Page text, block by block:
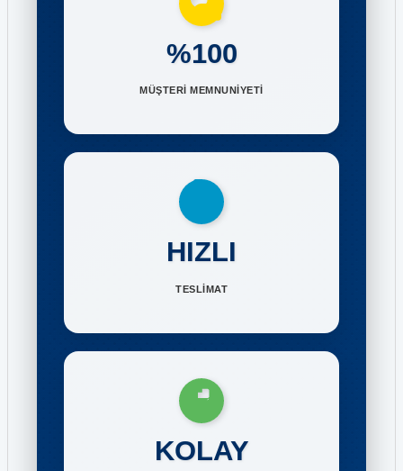
%100
MÜŞTERİ MEMNUNİYETİ
HIZLI
TESLİMAT
KOLAY